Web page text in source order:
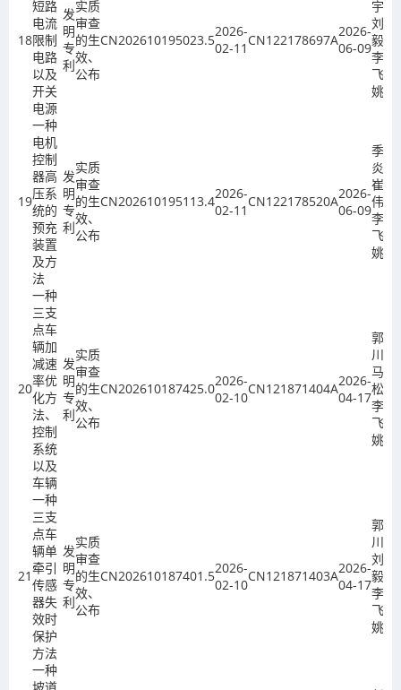
18
短路
电流
限制
电路
以及
开关
电源
发
明
专
利
实质
审查
的生
效、
公布
CN202610195023.5
2026-
02-11 CN122178697A
2026-
06-09
宇、
刘
毅、
李
飞、
姚欣
19
一种
电机
控制
器高
压系
统的
预充
装置
及方
法
发
明
专
利
实质
审查
的生
效、
公布
CN202610195113.42026-
02-11
CN122178520A2026-
06-09
季金
炎、
崔
伟、
李
飞、
姚欣
20
一种
三支
点车
辆加
减速
率优
化方
法、
控制
系统
以及
车辆
发
明
专
利
实质
审查
的生
效、
公布
CN202610187425.02026-
02-10
CN121871404A2026-
04-17
郭广
川、
马冬
松、
李
飞、
姚欣
21
一种
三支
点车
辆单
牵引
传感
器失
效时
保护
方法
发
明
专
利
实质
审查
的生
效、
公布
CN202610187401.52026-
02-10
CN121871403A2026-
04-17
郭广
川、
刘
毅、
李
飞、
姚欣
一种